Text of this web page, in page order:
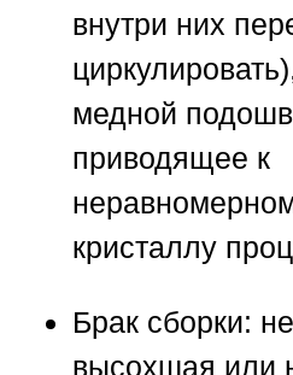
внутри них
медной
приводящее к
кристаллу
Брак сборки:
высохшая или